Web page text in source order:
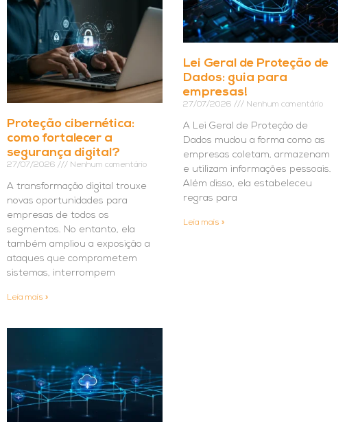
Proteção cibernética:
como fortalecer a
segurança digital?
27/07/2026 Nenhum comentário
A transformação digital trouxe
novas oportunidades para
empresas de todos os
segmentos. No entanto, ela
também ampliou a exposição a
ataques que comprometem
sistemas, interrompem
Leia mais »
Lei Geral de Proteção de
Dados: guia para
empresas!
27/07/2026 Nenhum comentário
A Lei Geral de Proteção de
Dados mudou a forma como as
empresas coletam, armazenam
e utilizam informações pessoais.
Além disso, ela estabeleceu
regras para
Leia mais »